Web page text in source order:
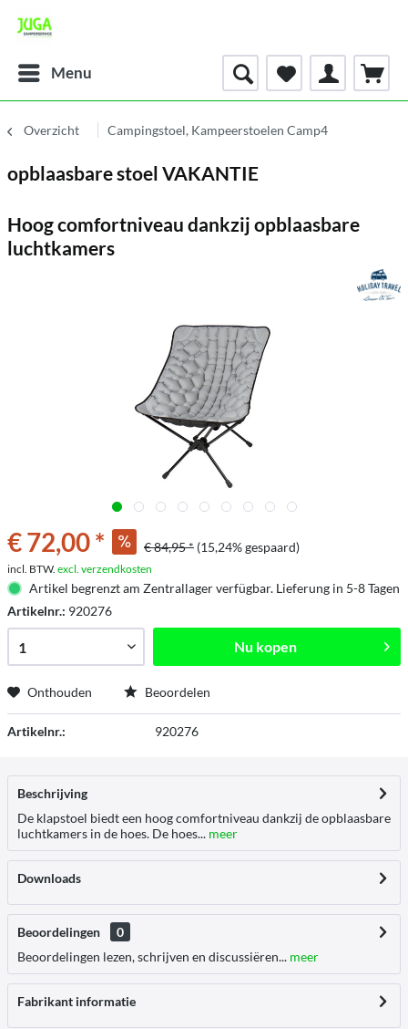
Menu
Overzicht Campingstoel, Kampeerstoelen Camp4
opblaasbare stoel VAKANTIE
Hoog comfortniveau dankzij opblaasbare
luchtkamers
€ 72,00 * € 84,95 * (15,24% gespaard)
incl. BTW. excl. verzendkosten
Artikel begrenzt am Zentrallager verfügbar. Lieferung in 5-8 Tagen
Artikelnr.: 920276
Nu kopen
Onthouden Beoordelen
Artikelnr.: 920276
Beschrijving
De klapstoel biedt een hoog comfortniveau dankzij de opblaasbare
luchtkamers in de hoes. De hoes... meer
Downloads
Beoordelingen
0
Beoordelingen lezen, schrijven en discussiëren... meer
Fabrikant informatie